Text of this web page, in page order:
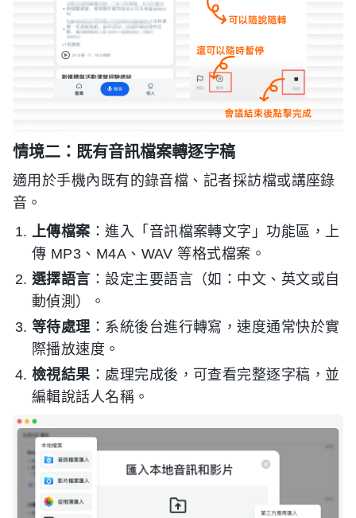
情境二：既有音訊檔案轉逐字稿
適用於手機內既有的錄音檔、記者採訪檔或講座錄
音。
上傳檔案 ：進入「音訊檔案轉文字」功能區，上
傳 MP3、M4A、WAV 等格式檔案。
選擇語言 ：設定主要語言（如：中文、英文或自
動偵測）。
等待處理：系統後台進行轉寫，速度通常快於實
際播放速度。
檢視結果：處理完成後，可查看完整逐字稿，並
編輯說話人名稱。